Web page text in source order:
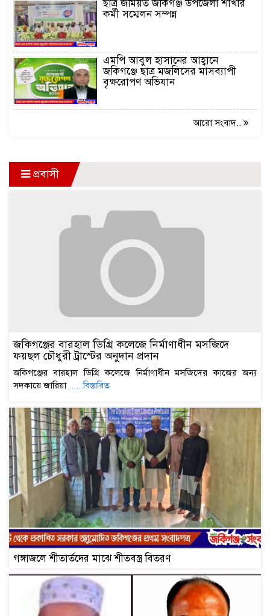
ছাত্র জমিয়ত জকিগঞ্জ উপজেলা শাখার
কর্মী সম্মেলন সম্পন্ন
এমপি আবুল হাসানের আহ্বানে
জকিগঞ্জে ছাত্র মজলিসের মাসব্যাপী
বৃক্ষরোপণ অভিযান
আরো সংবাদ..
প্রবাসী
জকিগঞ্জের বারহাল ডিগ্রি কলেজে নির্মাণাধীন মসজিদে
ফয়ছল চৌধুরী ট্রাস্টের অনুদান প্রদান
জকিগঞ্জের বারহাল ডিগ্রি কলেজে নির্মাণাধীন মসজিদের কাজের জন্য
সদকায়ে জারিয়া ......বিস্তারিত
গঙ্গাজলে শীতার্তদের মাঝে শীতবস্ত্র বিতরণ